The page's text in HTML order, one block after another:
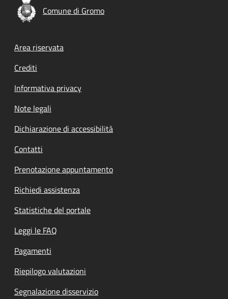
Comune di Gromo
Footer menu
Area riservata
Crediti
Informativa privacy
Note legali
Dichiarazione di accessibilità
Contatti
Prenotazione appuntamento
Richiedi assistenza
Statistiche del portale
Leggi le FAQ
Pagamenti
Riepilogo valutazioni
Segnalazione disservizio